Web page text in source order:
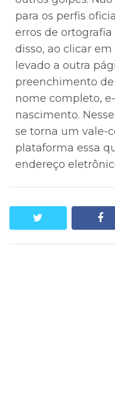
para os perfis
erros de
disso, ao clicar em
levado a outra
preenchimento
nome completo,
nascimento.
se torna um vale-
plataforma essa
endereço